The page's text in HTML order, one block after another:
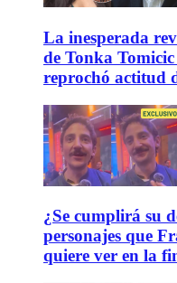
La inesperada
de Tonka
reprochó actitud
¿Se cumplirá su
personajes que
quiere ver en la